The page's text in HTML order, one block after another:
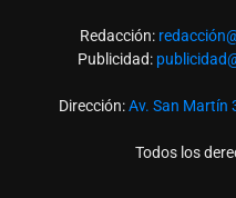
Redacción: redacció
Publicidad:
Dirección:Av. San Martín
Todos los